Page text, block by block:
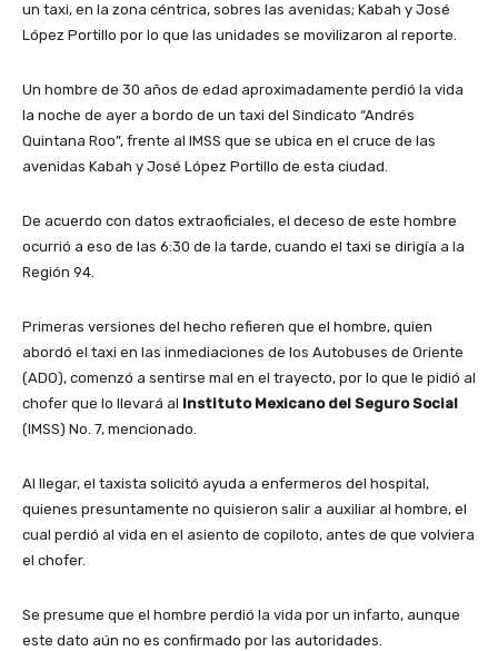
un taxi, en la zona céntrica, sobres las avenidas; Kabah y José
López Portillo por lo que las unidades se movilizaron al reporte.
Un hombre de 30 años de edad aproximadamente perdió la vida
la noche de ayer a bordo de un taxi del Sindicato “Andrés
Quintana Roo”, frente al IMSS que se ubica en el cruce de las
avenidas Kabah y José López Portillo de esta ciudad.
De acuerdo con datos extraoficiales, el deceso de este hombre
ocurrió a eso de las 6:30 de la tarde, cuando el taxi se dirigía a la
Región 94.
Primeras versiones del hecho refieren que el hombre, quien
abordó el taxi en las inmediaciones de los Autobuses de Oriente
(ADO), comenzó a sentirse mal en el trayecto, por lo que le pidió al
chofer que lo llevará al Instituto Mexicano del Seguro Social
(IMSS) No. 7, mencionado.
Al llegar, el taxista solicitó ayuda a enfermeros del hospital,
quienes presuntamente no quisieron salir a auxiliar al hombre, el
cual perdió al vida en el asiento de copiloto, antes de que volviera
el chofer.
Se presume que el hombre perdió la vida por un infarto, aunque
este dato aún no es confirmado por las autoridades.